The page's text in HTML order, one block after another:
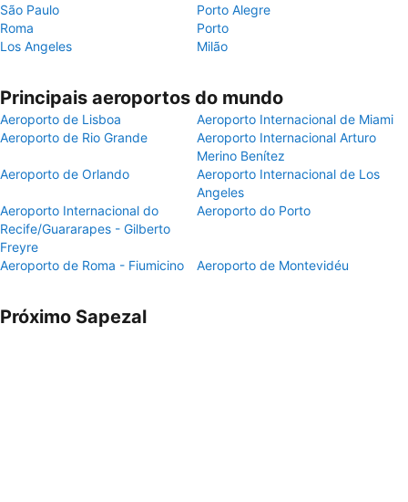
São Paulo
Porto Alegre
Roma
Porto
Los Angeles
Milão
Principais aeroportos do mundo
Aeroporto de Lisboa
Aeroporto Internacional de Miami
Aeroporto de Rio Grande
Aeroporto Internacional Arturo
Merino Benítez
Aeroporto de Orlando
Aeroporto Internacional de Los
Angeles
Aeroporto Internacional do
Recife/Guararapes - Gilberto
Freyre
Aeroporto do Porto
Aeroporto de Roma - Fiumicino Aeroporto de Montevidéu
Próximo Sapezal